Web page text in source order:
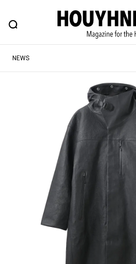
FEATURE BLOG
ヒップなファッション、カルチャー、ラ
#SHOPPING ADDICT #憧れ
#ESSENTIAL DESIGNS #古着
#NEW VINTAGE #マイナーグ
#路地裏てぃーん。
#GH 銘品の所以 #フイナムの
#Commune H
#ととけん
#LIFESTYLE
#HANDSOME
NEWS